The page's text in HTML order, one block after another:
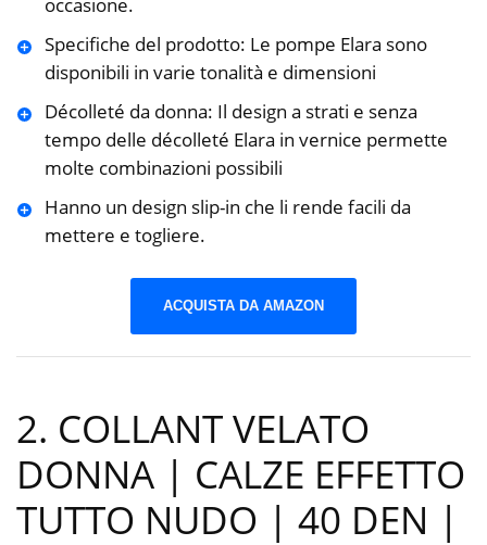
occasione.
Specifiche del prodotto: Le pompe Elara sono
disponibili in varie tonalità e dimensioni
Décolleté da donna: Il design a strati e senza
tempo delle décolleté Elara in vernice permette
molte combinazioni possibili
Hanno un design slip-in che li rende facili da
mettere e togliere.
ACQUISTA DA AMAZON
2. COLLANT VELATO
DONNA | CALZE EFFETTO
TUTTO NUDO | 40 DEN |